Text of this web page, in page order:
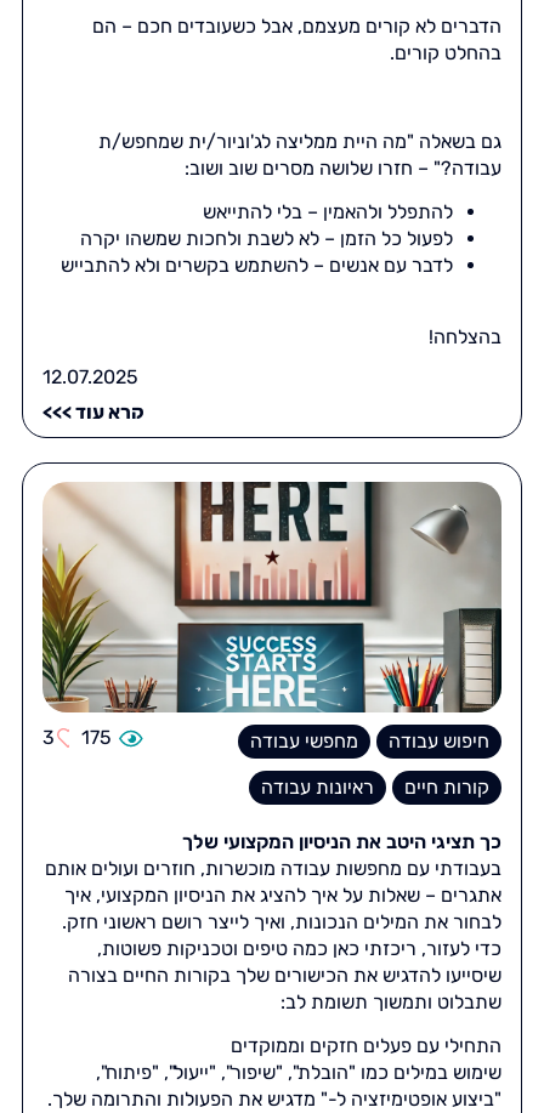
הדברים לא קורים מעצמם, אבל כשעובדים חכם – הם
בהחלט קורים.
גם בשאלה "מה היית ממליצה לג'וניור/ית שמחפש/ת
עבודה?" – חזרו שלושה מסרים שוב ושוב:
להתפלל ולהאמין – בלי להתייאש
לפעול כל הזמן – לא לשבת ולחכות שמשהו יקרה
לדבר עם אנשים – להשתמש בקשרים ולא להתבייש
בהצלחה!
12.07.2025
קרא עוד >>>
חיפוש עבודה
מחפשי עבודה
קורות חיים
ראיונות עבודה
175
3
כך תציגי היטב את הניסיון המקצועי שלך
בעבודתי עם מחפשות עבודה מוכשרות, חוזרים ועולים אותם
אתגרים – שאלות על איך להציג את הניסיון המקצועי, איך
לבחור את המילים הנכונות, ואיך לייצר רושם ראשוני חזק.
כדי לעזור, ריכזתי כאן כמה טיפים וטכניקות פשוטות,
שיסייעו להדגיש את הכישורים שלך בקורות החיים בצורה
שתבלוט ותמשוך תשומת לב:
התחילי עם פעלים חזקים וממוקדים
שימוש במילים כמו "הובלת", "שיפור", "ייעול", "פיתוח",
"ביצוע אופטימיזציה ל-" מדגיש את הפעולות והתרומה שלך.